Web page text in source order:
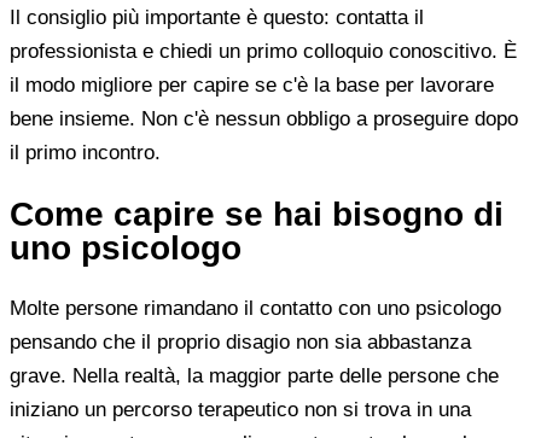
Il consiglio più importante è questo: contatta il
professionista e chiedi un primo colloquio conoscitivo. È
il modo migliore per capire se c'è la base per lavorare
bene insieme. Non c'è nessun obbligo a proseguire dopo
il primo incontro.
Come capire se hai bisogno di
uno psicologo
Molte persone rimandano il contatto con uno psicologo
pensando che il proprio disagio non sia abbastanza
grave. Nella realtà, la maggior parte delle persone che
iniziano un percorso terapeutico non si trova in una